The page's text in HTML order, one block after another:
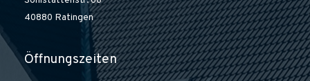
40880 Ratingen
Öffnungszeiten